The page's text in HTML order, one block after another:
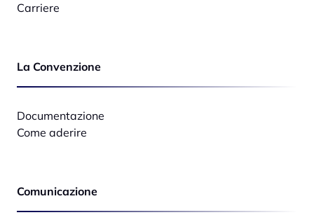
Carriere
La Convenzione
Documentazione
Come aderire
Comunicazione